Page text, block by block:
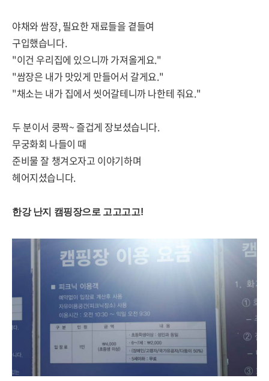
야채와 쌈장, 필요한 재료들을 곁들여
구입했습니다.
"이건 우리집에 있으니까 가져올게요."
"쌈장은 내가 맛있게 만들어서 갈게요."
"채소는 내가 집에서 씻어갈테니까 나한테 줘요."
두 분이서 쿵짝~ 즐겁게 장보셨습니다.
무궁화회 나들이 때
준비물 잘 챙겨오자고 이야기하며
헤어지셨습니다.
한강 난지 캠핑장으로 고고고고!